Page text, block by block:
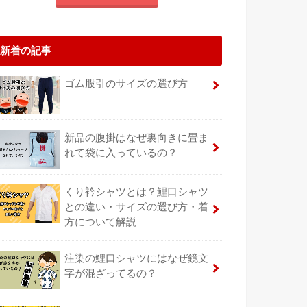
新着の記事
ゴム股引のサイズの選び方
新品の腹掛はなぜ裏向きに畳ま
れて袋に入っているの？
くり衿シャツとは？鯉口シャツ
との違い・サイズの選び方・着
方について解説
注染の鯉口シャツにはなぜ鏡文
字が混ざってるの？